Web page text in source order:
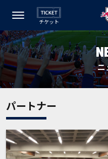
チケット
ニ
パートナー